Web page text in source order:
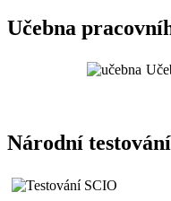
Učebna
Národní